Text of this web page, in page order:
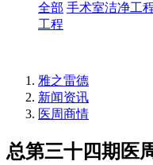
全部 手术室洁净工
工程
雅之雷德
新闻资讯
医周商情
总第三十四期医